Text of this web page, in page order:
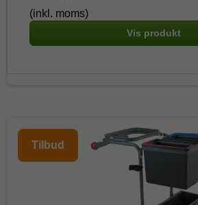
(inkl. moms)
Vis produkt
Tilbud